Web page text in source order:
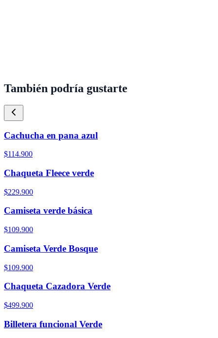
También podría gustarte
Cachucha en pana azul
$114.900
Chaqueta Fleece verde
$229.900
Camiseta verde básica
$109.900
Camiseta Verde Bosque
$109.900
Chaqueta Cazadora Verde
$499.900
Billetera funcional Verde